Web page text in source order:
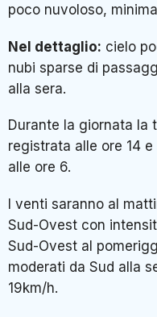
poco nuvoloso,
Nel dettaglio: cielo
nubi sparse di
alla sera.
Durante la giornata la
registrata alle ore 14 e
alle ore 6.
I venti saranno al
Sud-Ovest con
Sud-Ovest al
moderati da Sud alla
19km/h.